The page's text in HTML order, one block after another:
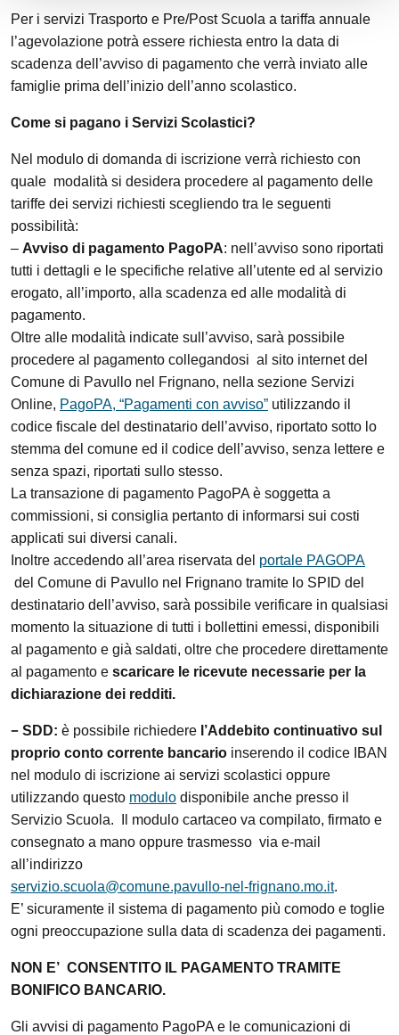
Per i servizi Trasporto e Pre/Post Scuola a tariffa annuale
l’agevolazione potrà essere richiesta entro la data di
scadenza dell’avviso di pagamento che verrà inviato alle
famiglie prima dell’inizio dell’anno scolastico.
Come si pagano i Servizi Scolastici?
Nel modulo di domanda di iscrizione verrà richiesto con
quale modalità si desidera procedere al pagamento delle
tariffe dei servizi richiesti scegliendo tra le seguenti
possibilità:
– Avviso di pagamento PagoPA: nell’avviso sono riportati
tutti i dettagli e le specifiche relative all’utente ed al servizio
erogato, all’importo, alla scadenza ed alle modalità di
pagamento.
Oltre alle modalità indicate sull’avviso, sarà possibile
procedere al pagamento collegandosi al sito internet del
Comune di Pavullo nel Frignano, nella sezione Servizi
Online, PagoPA, “Pagamenti con avviso” utilizzando il
codice fiscale del destinatario dell’avviso, riportato sotto lo
stemma del comune ed il codice dell’avviso, senza lettere e
senza spazi, riportati sullo stesso.
La transazione di pagamento PagoPA è soggetta a
commissioni, si consiglia pertanto di informarsi sui costi
applicati sui diversi canali.
Inoltre accedendo all’area riservata del portale PAGOPA
del Comune di Pavullo nel Frignano tramite lo SPID del
destinatario dell’avviso, sarà possibile verificare in qualsiasi
momento la situazione di tutti i bollettini emessi, disponibili
al pagamento e già saldati, oltre che procedere direttamente
al pagamento e scaricare le ricevute necessarie per la
dichiarazione dei redditi.
– SDD: è possibile richiedere l’Addebito continuativo sul
proprio conto corrente bancario inserendo il codice IBAN
nel modulo di iscrizione ai servizi scolastici oppure
utilizzando questo modulo disponibile anche presso il
Servizio Scuola. Il modulo cartaceo va compilato, firmato e
consegnato a mano oppure trasmesso via e-mail
all’indirizzo
servizio.scuola@comune.pavullo-nel-frignano.mo.it.
E’ sicuramente il sistema di pagamento più comodo e toglie
ogni preoccupazione sulla data di scadenza dei pagamenti.
NON E’ CONSENTITO IL PAGAMENTO TRAMITE
BONIFICO BANCARIO.
Gli avvisi di pagamento PagoPA e le comunicazioni di